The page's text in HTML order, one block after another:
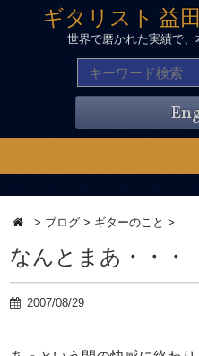
ギタリスト 益
世界で磨かれた実績で
> ブログ > ギターのこと >
なんとまあ・・・
2007/08/29